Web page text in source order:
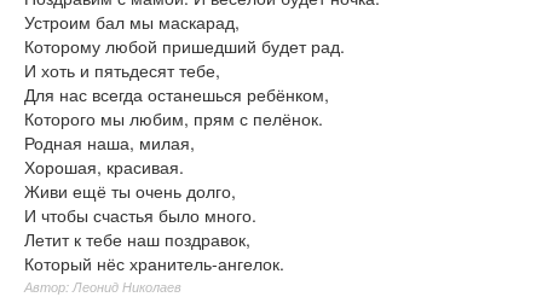
Устроим бал мы маскарад,
Которому любой пришедший будет рад.
И хоть и пятьдесят тебе,
Для нас всегда останешься ребёнком,
Которого мы любим, прям с пелёнок.
Родная наша, милая,
Хорошая, красивая.
Живи ещё ты очень долго,
И чтобы счастья было много.
Летит к тебе наш поздравок,
Который нёс хранитель-ангелок.
Автор: Леонид Николаев